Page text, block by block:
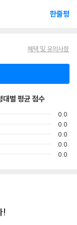
한줄평
혜택 및 유의사항
대별 평균 점수
0.0
0.0
0.0
0.0
0.0
!